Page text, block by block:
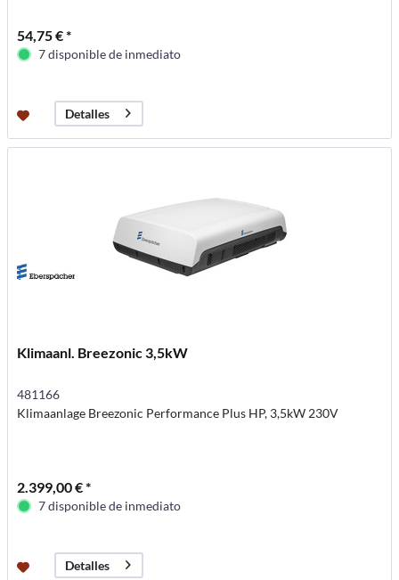
54,75 € *
7 disponible de inmediato
Detalles
Klimaanl. Breezonic 3,5kW
481166
Klimaanlage Breezonic Performance Plus HP, 3,5kW 230V
2.399,00 € *
7 disponible de inmediato
Detalles